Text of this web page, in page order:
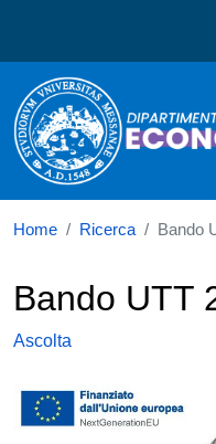
Home Ricerca Bando
Bando UTT
Ascolta